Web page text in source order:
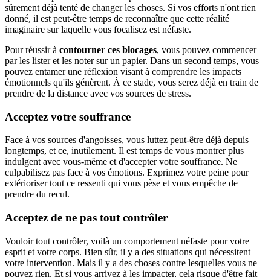
sûrement déjà tenté de changer les choses. Si vos efforts n'ont rien
donné, il est peut-être temps de reconnaître que cette réalité
imaginaire sur laquelle vous focalisez est néfaste.
Pour réussir à contourner ces blocages, vous pouvez commencer
par les lister et les noter sur un papier. Dans un second temps, vous
pouvez entamer une réflexion visant à comprendre les impacts
émotionnels qu'ils génèrent. À ce stade, vous serez déjà en train de
prendre de la distance avec vos sources de stress.
Acceptez votre souffrance
Face à vos sources d'angoisses, vous luttez peut-être déjà depuis
longtemps, et ce, inutilement. Il est temps de vous montrer plus
indulgent avec vous-même et d'accepter votre souffrance. Ne
culpabilisez pas face à vos émotions. Exprimez votre peine pour
extérioriser tout ce ressenti qui vous pèse et vous empêche de
prendre du recul.
Acceptez de ne pas tout contrôler
Vouloir tout contrôler, voilà un comportement néfaste pour votre
esprit et votre corps. Bien sûr, il y a des situations qui nécessitent
votre intervention. Mais il y a des choses contre lesquelles vous ne
pouvez rien. Et si vous arrivez à les impacter, cela risque d'être fait